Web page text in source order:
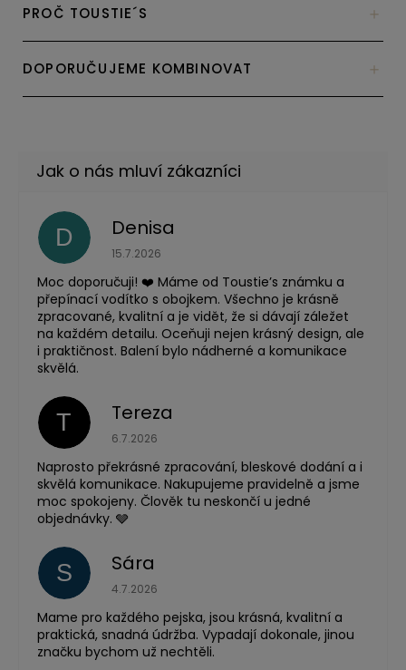
PROČ TOUSTIE´S
DOPORUČUJEME KOMBINOVAT
D Denisa
Hodnocení obchodu je 5 z 5 hvězdiček.
15.7.2026
Moc doporučuji! ❤️ Máme od Toustie’s známku a
přepínací vodítko s obojkem. Všechno je krásně
zpracované, kvalitní a je vidět, že si dávají záležet
na každém detailu. Oceňuji nejen krásný design, ale
i praktičnost. Balení bylo nádherné a komunikace
skvělá.
T Tereza
Hodnocení obchodu je 5 z 5 hvězdiček.
6.7.2026
Naprosto překrásné zpracování, bleskové dodání a i
skvělá komunikace. Nakupujeme pravidelně a jsme
moc spokojeny. Člověk tu neskončí u jedné
objednávky. 🩶
S Sára
Hodnocení obchodu je 5 z 5 hvězdiček.
4.7.2026
Mame pro každého pejska, jsou krásná, kvalitní a
praktická, snadná údržba. Vypadají dokonale, jinou
značku bychom už nechtěli.